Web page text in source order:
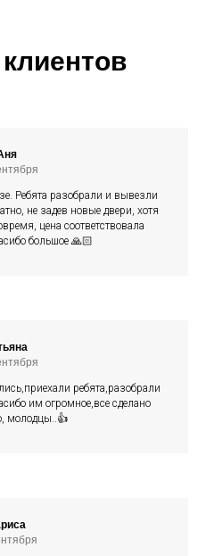
Ребята разобрали и вывезли
не задев новые двери, хотя
цена соответствовала
большое 🙏🏻
ребята,разобрали
им огромное,все сделано
молодцы..👍